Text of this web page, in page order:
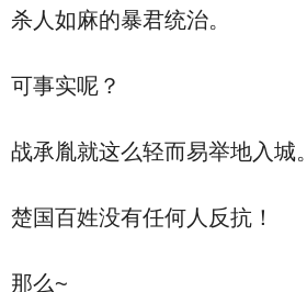
杀人如麻的暴君统治。
可事实呢？
战承胤就这么轻而易举地入城。
楚国百姓没有任何人反抗！
那么~